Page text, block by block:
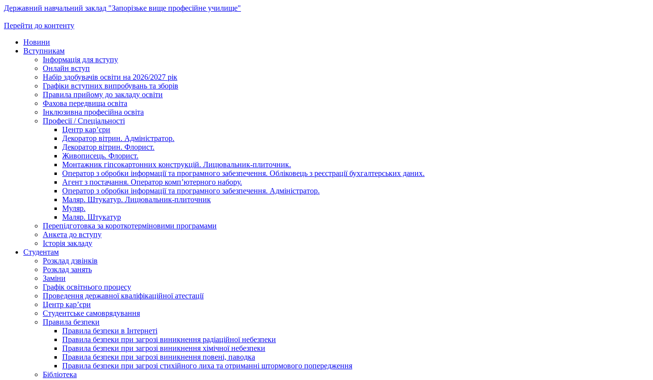
Державний навчальний заклад "Запорізьке вище професійне училище"
Перейти до контенту
Новини
Вступникам
Інформація для вступу
Онлайн вступ
Набір здобувачів освіти на 2026/2027 рік
Графіки вступних випробувань та зборів
Правила прийому до закладу освіти
Фахова передвища освіта
Інклюзивна професійна освіта
Професії / Спеціальності
Центр кар’єри
Декоратор вітрин. Адміністратор.
Декоратор вітрин. Флорист.
Живописець. Флорист.
Монтажник гіпсокартонних конструкцій. Лицювальник-плиточник.
Оператор з обробки інформації та програмного забезпечення. Обліковець з реєстрації бухгалтерських даних.
Агент з постачання. Оператор комп’ютерного набору.
Оператор з обробки інформації та програмного забезпечення. Адміністратор.
Маляр. Штукатур. Лицювальник-плиточник
Муляр.
Маляр. Штукатур
Перепідготовка за короткотерміновими програмами
Анкета до вступу
Історія закладу
Студентам
Розклад дзвінків
Розклад занять
Заміни
Графік освітнього процесу
Проведення державної кваліфікаційної атестації
Центр кар’єри
Студентське самоврядування
Правила безпеки
Правила безпеки в Інтернеті
Правила безпеки при загрозі виникнення радіаційної небезпеки
Правила безпеки при загрозі виникнення хімічної небезпеки
Правила безпеки при загрозі виникнення повені, паводка
Правила безпеки при загрозі стихійного лиха та отриманні штормового попередження
Бібліотека